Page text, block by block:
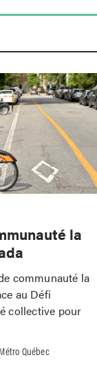
la
communauté la
au Défi
collective pour
Québec